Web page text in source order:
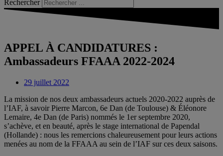
Rechercher
APPEL À CANDIDATURES :
Ambassadeurs FFAAA 2022-2024
29 juillet 2022
La mission de nos deux ambassadeurs actuels 2020-2022 auprès de
l’IAF, à savoir Pierre Marcon, 6e Dan (de Toulouse) & Éléonore
Lemaire, 4e Dan (de Paris) nommés le 1er septembre 2020,
s’achève, et en beauté, après le stage international de Papendal
(Hollande) : nous les remercions chaleureusement pour leurs actions
menées au nom de la FFAAA au sein de l’IAF sur ces deux saisons.